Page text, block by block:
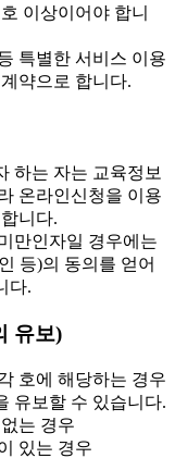
이상이어야 합니
특별한 서비스 이용
약으로 합니다.
하는 자는 교육정보
온라인신청을 이용
니다.
만인자일 경우에는
등)의 동의를 얻어
다.
유보)
호에 해당하는 경우
유보할 수 있습니다.
는 경우
있는 경우